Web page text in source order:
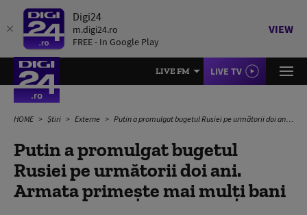
Digi24
m.digi24.ro
FREE - In Google Play
VIEW
LIVE FM LIVE TV
HOME Știri Externe Putin a promulgat bugetul Rusiei pe următorii doi ani. Armata primește mai mulți bani
Putin a promulgat bugetul
Rusiei pe următorii doi ani.
Armata primește mai mulți bani